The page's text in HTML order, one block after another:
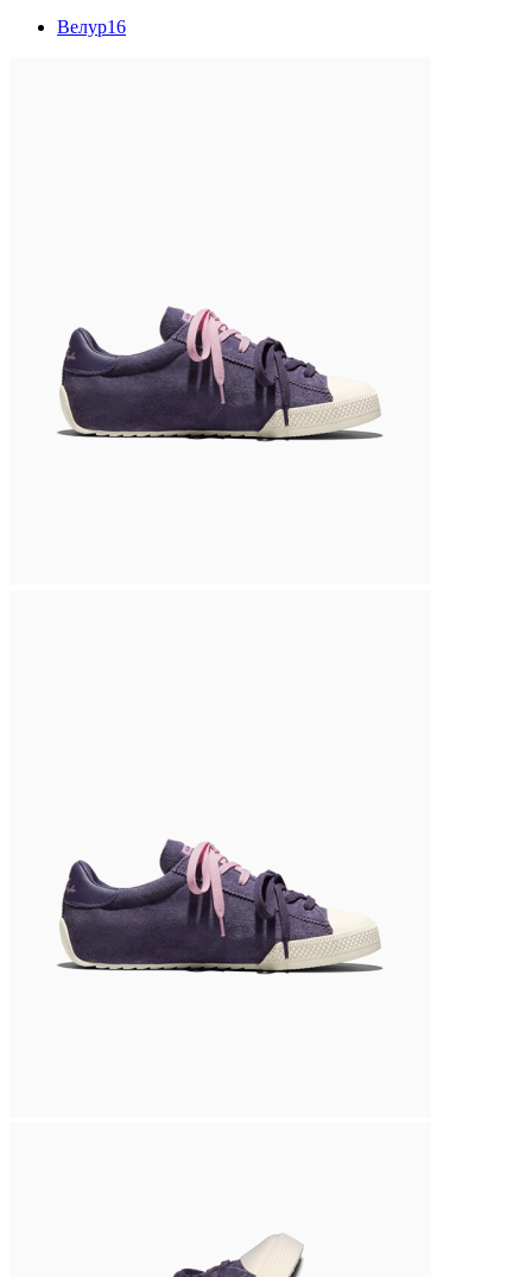
Велур16